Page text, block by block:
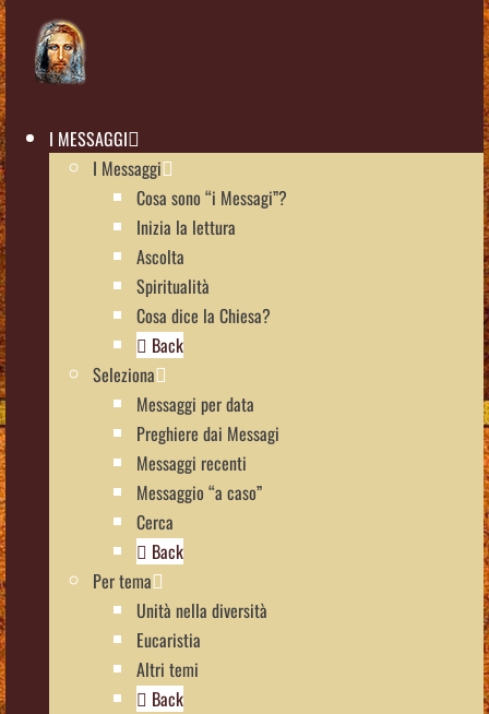
I MESSAGGI
I Messaggi
Cosa sono “i Messagi”?
Inizia la lettura
Ascolta
Spiritualità
Cosa dice la Chiesa?
Back
Seleziona
Messaggi per data
Preghiere dai Messagi
Messaggi recenti
Messaggio “a caso”
Cerca
Back
Per tema
Unità nella diversità
Eucaristia
Altri temi
Back